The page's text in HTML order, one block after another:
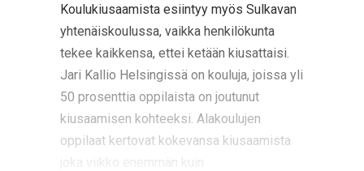
Koulukiusaamista esiintyy myös Sulkavan
yhtenäiskoulussa, vaikka henkilökunta
tekee kaikkensa, ettei ketään kiusattaisi.
Jari Kallio Helsingissä on kouluja, joissa yli
50 prosenttia oppilaista on joutunut
kiusaamisen kohteeksi. Alakoulujen
oppilaat kertovat kokevansa kiusaamista
joka viikko enemmän kuin